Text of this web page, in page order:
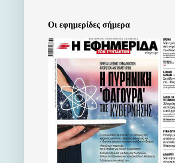
Οι εφημερίδες σήμερα